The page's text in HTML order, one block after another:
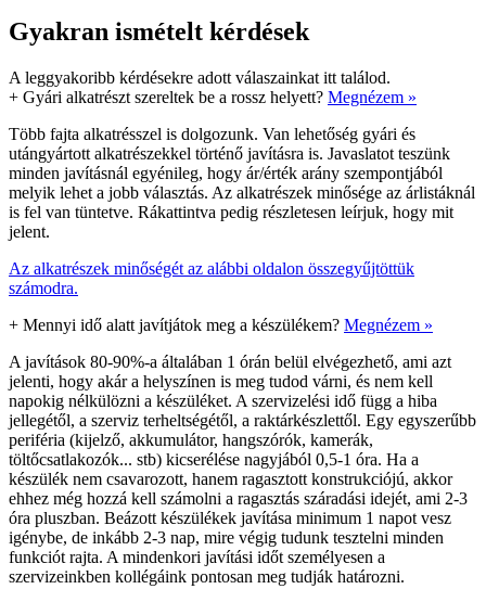
Gyakran ismételt kérdések
A leggyakoribb kérdésekre adott válaszainkat itt találod.
+ Gyári alkatrészt szereltek be a rossz helyett? Megnézem »
Több fajta alkatrésszel is dolgozunk. Van lehetőség gyári és
utángyártott alkatrészekkel történő javításra is. Javaslatot teszünk
minden javításnál egyénileg, hogy ár/érték arány szempontjából
melyik lehet a jobb választás. Az alkatrészek minősége az árlistáknál
is fel van tüntetve. Rákattintva pedig részletesen leírjuk, hogy mit
jelent.
Az alkatrészek minőségét az alábbi oldalon összegyűjtöttük
számodra.
+ Mennyi idő alatt javítjátok meg a készülékem? Megnézem »
A javítások 80-90%-a általában 1 órán belül elvégezhető, ami azt
jelenti, hogy akár a helyszínen is meg tudod várni, és nem kell
napokig nélkülözni a készüléket. A szervizelési idő függ a hiba
jellegétől, a szerviz terheltségétől, a raktárkészlettől. Egy egyszerűbb
periféria (kijelző, akkumulátor, hangszórók, kamerák,
töltőcsatlakozók... stb) kicserélése nagyjából 0,5-1 óra. Ha a
készülék nem csavarozott, hanem ragasztott konstrukciójú, akkor
ehhez még hozzá kell számolni a ragasztás száradási idejét, ami 2-3
óra pluszban. Beázott készülékek javítása minimum 1 napot vesz
igénybe, de inkább 2-3 nap, mire végig tudunk tesztelni minden
funkciót rajta. A mindenkori javítási időt személyesen a
szervizeinkben kollégáink pontosan meg tudják határozni.